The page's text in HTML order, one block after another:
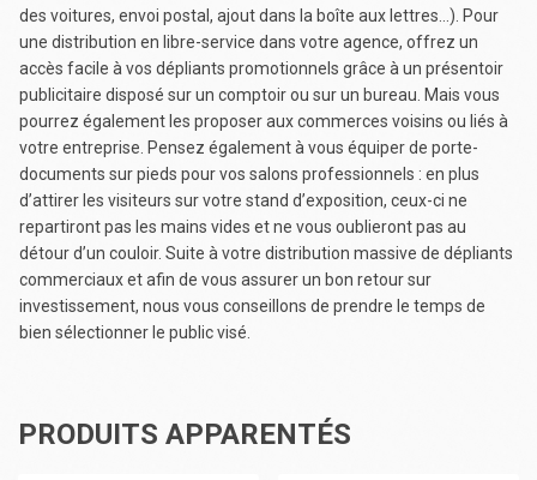
des voitures, envoi postal, ajout dans la boîte aux lettres…). Pour
une distribution en libre-service dans votre agence, offrez un
accès facile à vos dépliants promotionnels grâce à un présentoir
publicitaire disposé sur un comptoir ou sur un bureau. Mais vous
pourrez également les proposer aux commerces voisins ou liés à
votre entreprise. Pensez également à vous équiper de porte-
documents sur pieds pour vos salons professionnels : en plus
d’attirer les visiteurs sur votre stand d’exposition, ceux-ci ne
repartiront pas les mains vides et ne vous oublieront pas au
détour d’un couloir. Suite à votre distribution massive de dépliants
commerciaux et afin de vous assurer un bon retour sur
investissement, nous vous conseillons de prendre le temps de
bien sélectionner le public visé.
PRODUITS APPARENTÉS